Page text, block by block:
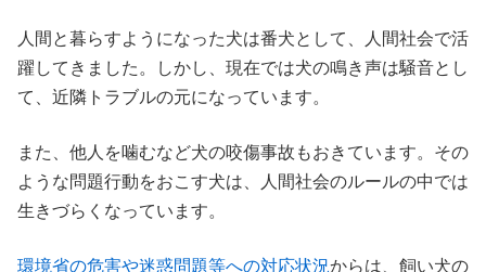
人間と暮らすようになった犬は番犬として、人間社会で活
躍してきました。しかし、現在では犬の鳴き声は騒音とし
て、近隣トラブルの元になっています。
また、他人を噛むなど犬の咬傷事故もおきています。その
ような問題行動をおこす犬は、人間社会のルールの中では
生きづらくなっています。
環境省の危害や迷惑問題等への対応状況からは、飼い犬の